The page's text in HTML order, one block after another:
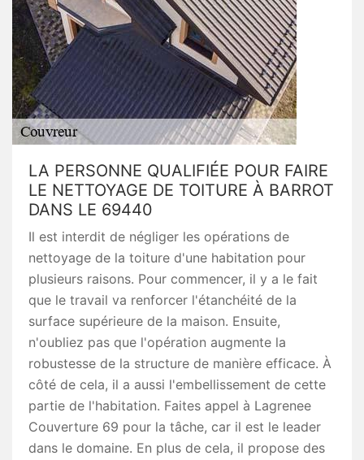
LA PERSONNE QUALIFIÉE POUR FAIRE
LE NETTOYAGE DE TOITURE À BARROT
DANS LE 69440
Il est interdit de négliger les opérations de
nettoyage de la toiture d'une habitation pour
plusieurs raisons. Pour commencer, il y a le fait
que le travail va renforcer l'étanchéité de la
surface supérieure de la maison. Ensuite,
n'oubliez pas que l'opération augmente la
robustesse de la structure de manière efficace. À
côté de cela, il a aussi l'embellissement de cette
partie de l'habitation. Faites appel à Lagrenee
Couverture 69 pour la tâche, car il est le leader
dans le domaine. En plus de cela, il propose des